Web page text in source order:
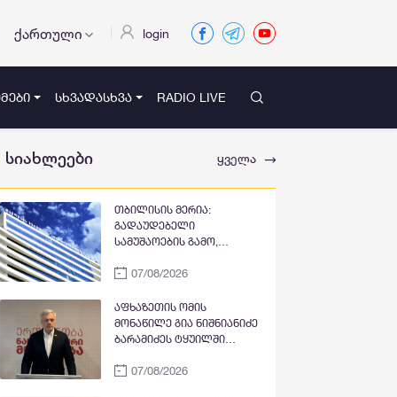
ქართული login
ᲡᲮᲕᲐᲓᲐᲡᲮᲕᲐ RADIO LIVE
სიახლეები ყველა
თბილისის მერია:
გადაუდებელი
სამუშაოების გამო,
ფშაველას გამზირების
მოედნის მიმართულებით
მოძრაობა დროებით
შეიზღუდება
07/08/2026
აფხაზეთის ომის
მონაწილე გია ნიშნიანიძე
ბარამიძეს ტყუილში
იზოლატორში გვყავდა
07/08/2026